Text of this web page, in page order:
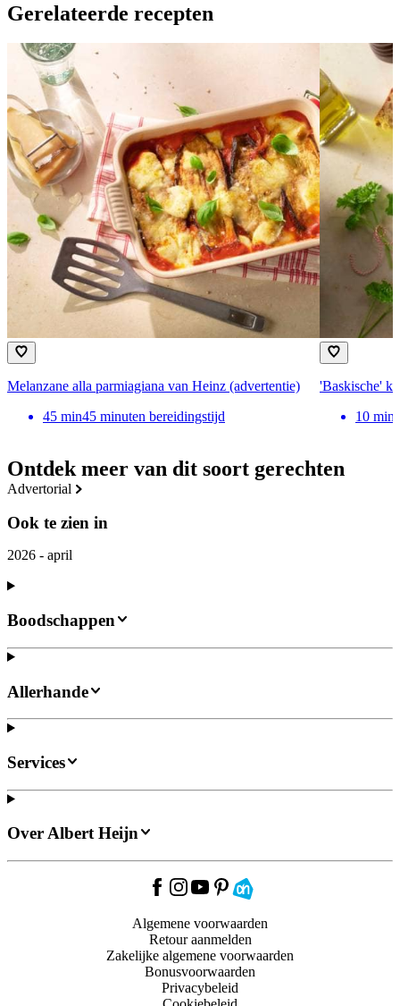
Ontdek meer van dit soort gerechten
advertorial
Ook te zien in
2026 - april
Gerelateerde recepten
Melanzane alla parmiagiana van Heinz (advertentie)
45 min45 minuten bereidingstijd
'Baskische'
10 min
Boodschappen
Allerhande
Services
Over Albert Heijn
Algemene voorwaarden
Retour aanmelden
Zakelijke algemene voorwaarden
Bonusvoorwaarden
Privacybeleid